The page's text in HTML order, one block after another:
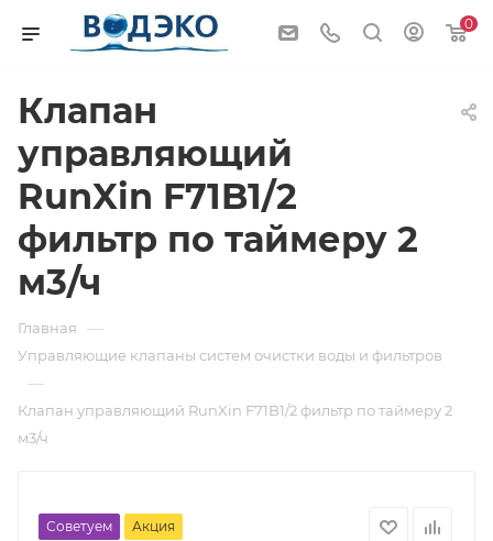
0
Клапан
управляющий
RunXin F71B1/2
фильтр по таймеру 2
м3/ч
Главная —
Управляющие клапаны систем очистки воды и фильтров
—
Клапан управляющий RunXin F71B1/2 фильтр по таймеру 2
м3/ч
Советуем Акция